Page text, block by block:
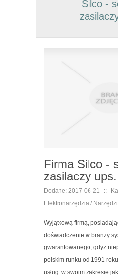
Silco -
Firma Silco -
zasilaczy ups.
Dodane: 2017-06-21 ::
Elektronarzędzia /
Wyjątkową firmą,
doświadczenie w branży
gwarantowanego, gdyż
polskim runku od 1991
usługi w swoim zakresie